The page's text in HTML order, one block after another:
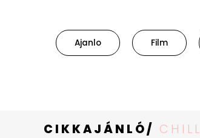
Ajanlo Film
CIKKAJÁNLÓ/ CHILL